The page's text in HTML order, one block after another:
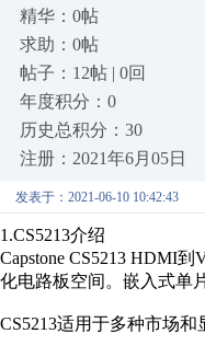
精华：0帖
求助：0帖
帖子：12帖 | 0回
年度积分：0
历史总积分：30
注册：2021年6月05日
发表于：2021-06-10 10:42:43
1.CS5213介绍
Capstone CS5213 HDMI到
化电路板空间。嵌入式单
CS5213适用于多种市场和